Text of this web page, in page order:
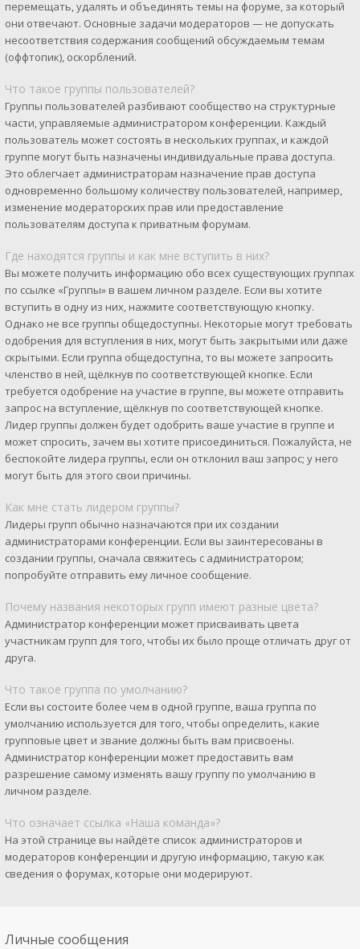
перемещать, удалять и объединять темы на форуме, за который
они отвечают. Основные задачи модераторов — не допускать
несоответствия содержания сообщений обсуждаемым темам
(оффтопик), оскорблений.
Что такое группы пользователей?
Группы пользователей разбивают сообщество на структурные
части, управляемые администратором конференции. Каждый
пользователь может состоять в нескольких группах, и каждой
группе могут быть назначены индивидуальные права доступа.
Это облегчает администраторам назначение прав доступа
одновременно большому количеству пользователей, например,
изменение модераторских прав или предоставление
пользователям доступа к приватным форумам.
Где находятся группы и как мне вступить в них?
Вы можете получить информацию обо всех существующих группах
по ссылке «Группы» в вашем личном разделе. Если вы хотите
вступить в одну из них, нажмите соответствующую кнопку.
Однако не все группы общедоступны. Некоторые могут требовать
одобрения для вступления в них, могут быть закрытыми или даже
скрытыми. Если группа общедоступна, то вы можете запросить
членство в ней, щёлкнув по соответствующей кнопке. Если
требуется одобрение на участие в группе, вы можете отправить
запрос на вступление, щёлкнув по соответствующей кнопке.
Лидер группы должен будет одобрить ваше участие в группе и
может спросить, зачем вы хотите присоединиться. Пожалуйста, не
беспокойте лидера группы, если он отклонил ваш запрос; у него
могут быть для этого свои причины.
Как мне стать лидером группы?
Лидеры групп обычно назначаются при их создании
администраторами конференции. Если вы заинтересованы в
создании группы, сначала свяжитесь с администратором;
попробуйте отправить ему личное сообщение.
Почему названия некоторых групп имеют разные цвета?
Администратор конференции может присваивать цвета
участникам групп для того, чтобы их было проще отличать друг от
друга.
Что такое группа по умолчанию?
Если вы состоите более чем в одной группе, ваша группа по
умолчанию используется для того, чтобы определить, какие
групповые цвет и звание должны быть вам присвоены.
Администратор конференции может предоставить вам
разрешение самому изменять вашу группу по умолчанию в
личном разделе.
Что означает ссылка «Наша команда»?
На этой странице вы найдёте список администраторов и
модераторов конференции и другую информацию, такую как
сведения о форумах, которые они модерируют.
Личные сообщения